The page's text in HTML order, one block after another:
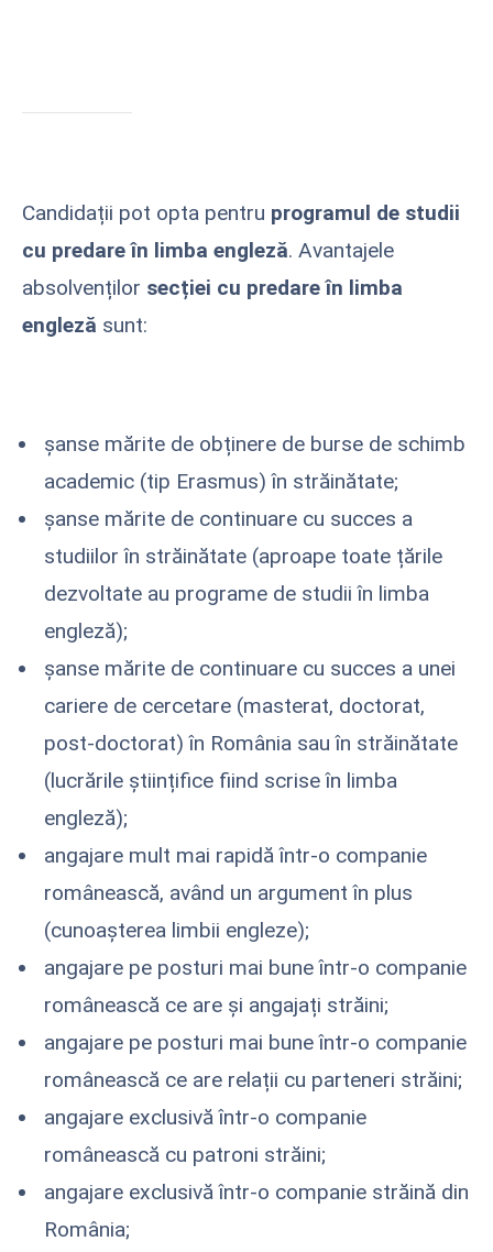
Candidații pot opta pentru programul de studii
cu predare în limba engleză. Avantajele
absolvenților secției cu predare în limba
engleză sunt:
șanse mărite de obținere de burse de schimb
academic (tip Erasmus) în străinătate;
șanse mărite de continuare cu succes a
studiilor în străinătate (aproape toate țările
dezvoltate au programe de studii în limba
engleză);
șanse mărite de continuare cu succes a unei
cariere de cercetare (masterat, doctorat,
post-doctorat) în România sau în străinătate
(lucrările științifice fiind scrise în limba
engleză);
angajare mult mai rapidă într-o companie
românească, având un argument în plus
(cunoașterea limbii engleze);
angajare pe posturi mai bune într-o companie
românească ce are și angajați străini;
angajare pe posturi mai bune într-o companie
românească ce are relații cu parteneri străini;
angajare exclusivă într-o companie
românească cu patroni străini;
angajare exclusivă într-o companie străină din
România;